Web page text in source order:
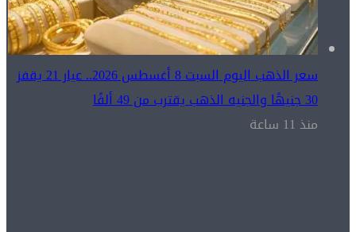
سعر الذهب اليوم السبت 8 أغسطس 2026.. عيار 21 يقفز
30 جنيهًا والجنيه الذهب يقترب من 49 ألفًا
منذ 11 ساعة